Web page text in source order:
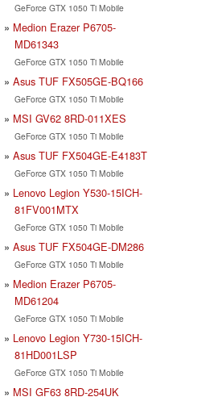
GeForce GTX 1050 Ti Mobile
Medion Erazer P6705-
MD61343
GeForce GTX 1050 Ti Mobile
Asus TUF FX505GE-BQ166
GeForce GTX 1050 Ti Mobile
MSI GV62 8RD-011XES
GeForce GTX 1050 Ti Mobile
Asus TUF FX504GE-E4183T
GeForce GTX 1050 Ti Mobile
Lenovo Legion Y530-15ICH-
81FV001MTX
GeForce GTX 1050 Ti Mobile
Asus TUF FX504GE-DM286
GeForce GTX 1050 Ti Mobile
Medion Erazer P6705-
MD61204
GeForce GTX 1050 Ti Mobile
Lenovo Legion Y730-15ICH-
81HD001LSP
GeForce GTX 1050 Ti Mobile
MSI GF63 8RD-254UK